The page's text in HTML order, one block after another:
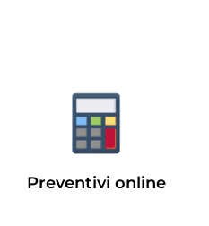
Preventivi online